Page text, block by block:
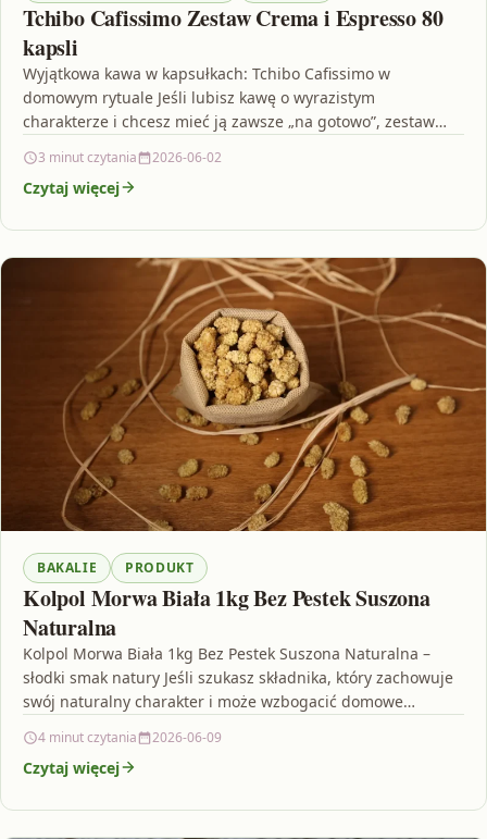
Tchibo Cafissimo Zestaw Crema i Espresso 80
kapsli
Wyjątkowa kawa w kapsułkach: Tchibo Cafissimo w
domowym rytuale Jeśli lubisz kawę o wyrazistym
charakterze i chcesz mieć ją zawsze „na gotowo”, zestaw
3 minut czytania 2026-06-02
Czytaj więcej
BAKALIE PRODUKT
Kolpol Morwa Biała 1kg Bez Pestek Suszona
Naturalna
Kolpol Morwa Biała 1kg Bez Pestek Suszona Naturalna –
słodki smak natury Jeśli szukasz składnika, który zachowuje
swój naturalny charakter i może wzbogacić domowe…
4 minut czytania 2026-06-09
Czytaj więcej